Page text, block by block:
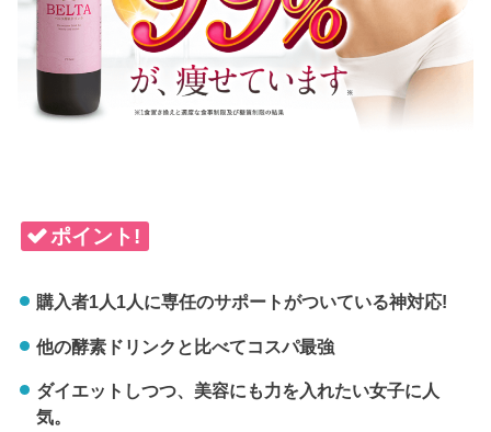
ポイント!
購入者1人1人に専任のサポートがついている神対応!
他の酵素ドリンクと比べてコスパ最強
ダイエットしつつ、美容にも力を入れたい女子に人
気。